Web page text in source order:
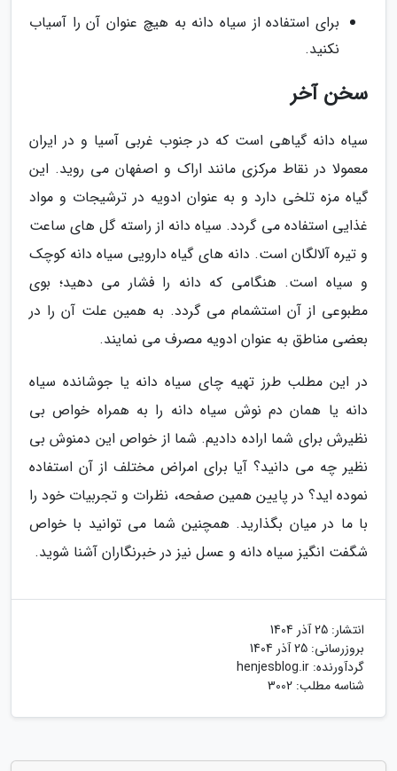
برای استفاده از سیاه دانه به هیچ عنوان آن را آسیاب
نکنید.
سخن آخر
سیاه دانه گیاهی است که در جنوب غربی آسیا و در ایران
معمولا در نقاط مرکزی مانند اراک و اصفهان می روید. این
گیاه مزه تلخی دارد و به عنوان ادویه در ترشیجات و مواد
غذایی استفاده می گردد. سیاه دانه از راسته گل های ساعت
و تیره آلالگان است. دانه هاى گیاه دارویی سیاه دانه کوچک
و سیاه است. هنگامی که دانه را فشار می دهید؛ بوى
مطبوعى از آن استشمام مى گردد. به همین علت آن را در
بعضى مناطق به عنوان ادویه مصرف مى نمایند.
در این مطلب طرز تهیه چای سیاه دانه یا جوشانده سیاه
دانه یا همان دم نوش سیاه دانه را به همراه خواص بی
نظیرش برای شما اراده دادیم. شما از خواص این دمنوش بی
نظیر چه می دانید؟ آیا برای امراض مختلف از آن استفاده
نموده اید؟ در پایین همین صفحه، نظرات و تجربیات خود را
با ما در میان بگذارید. همچنین شما می توانید با خواص
شگفت انگیز سیاه دانه و عسل نیز در خبرنگاران آشنا شوید.
انتشار: 25 آذر 1404
بروزرسانی: 25 آذر 1404
گردآورنده: henjesblog.ir
شناسه مطلب: 3002